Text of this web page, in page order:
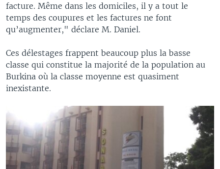
facture. Même dans les domiciles, il y a tout le
temps des coupures et les factures ne font
qu’augmenter," déclare M. Daniel.
Ces délestages frappent beaucoup plus la basse
classe qui constitue la majorité de la population au
Burkina où la classe moyenne est quasiment
inexistante.